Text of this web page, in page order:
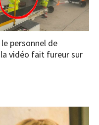
personnel de
vidéo fait fureur sur